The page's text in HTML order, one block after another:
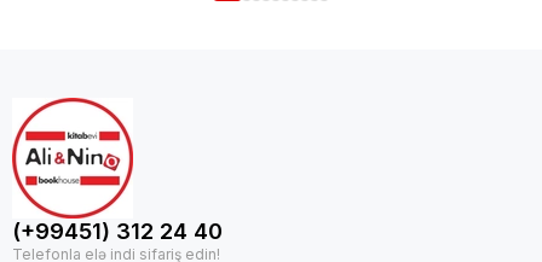
(+99451) 312 24 40